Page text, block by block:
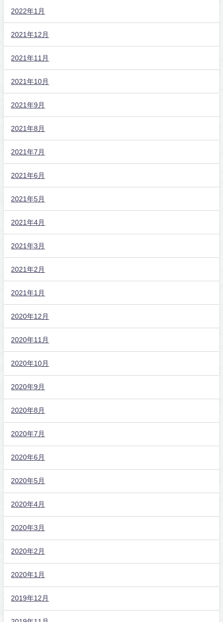
2022年1月
2021年12月
2021年11月
2021年10月
2021年9月
2021年8月
2021年7月
2021年6月
2021年5月
2021年4月
2021年3月
2021年2月
2021年1月
2020年12月
2020年11月
2020年10月
2020年9月
2020年8月
2020年7月
2020年6月
2020年5月
2020年4月
2020年3月
2020年2月
2020年1月
2019年12月